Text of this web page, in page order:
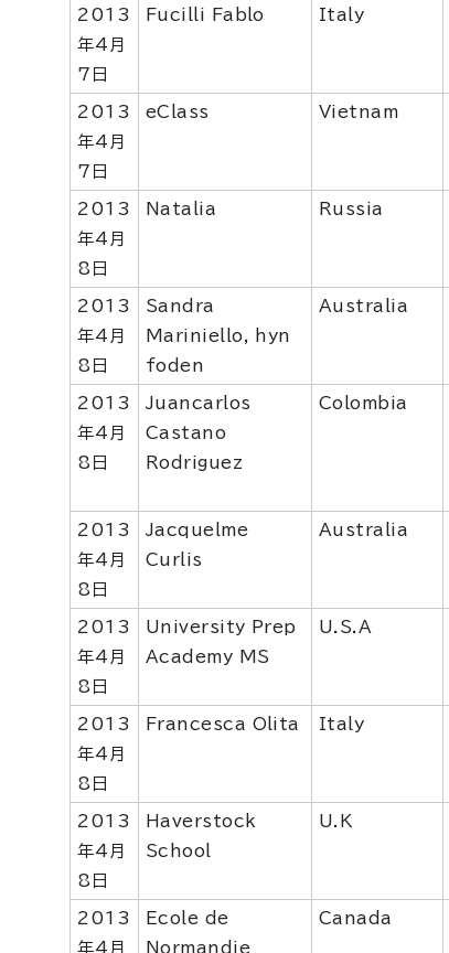
2013
年4月
7日
Fucilli Fablo Italy
2013
年4月
7日
eClass Vietnam
2013
年4月
8日
Natalia Russia
2013
年4月
8日
Sandra
Mariniello, hyn
foden
Australia
2013
年4月
8日
Juancarlos
Castano
Rodriguez
Colombia
2013
年4月
8日
Jacquelme
Curlis
Australia
2013
年4月
8日
University Prep
Academy MS
U.S.A
2013
年4月
8日
Francesca Olita Italy
2013
年4月
8日
Haverstock
School
U.K
2013
年4月
Ecole de
Normandie
Canada